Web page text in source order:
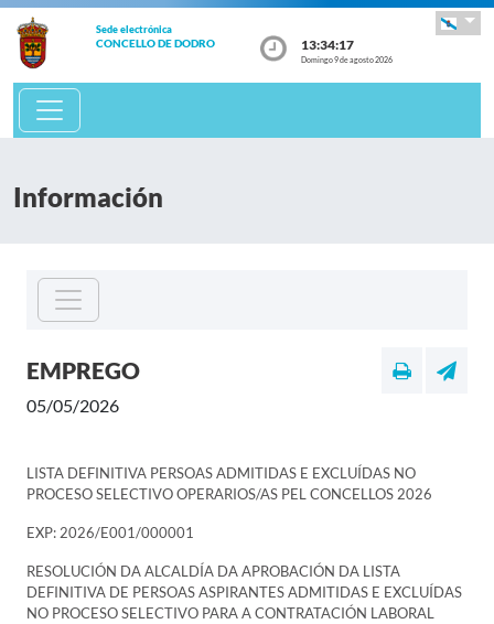
Sede electrónica
CONCELLO DE DODRO 13:34:17
Domingo 9 de agosto 2026
Información
EMPREGO
05/05/2026
LISTA DEFINITIVA PERSOAS ADMITIDAS E EXCLUÍDAS NO
PROCESO SELECTIVO OPERARIOS/AS PEL CONCELLOS 2026
EXP: 2026/E001/000001
RESOLUCIÓN DA ALCALDÍA DA APROBACIÓN DA LISTA
DEFINITIVA DE PERSOAS ASPIRANTES ADMITIDAS E EXCLUÍDAS
NO PROCESO SELECTIVO PARA A CONTRATACIÓN LABORAL